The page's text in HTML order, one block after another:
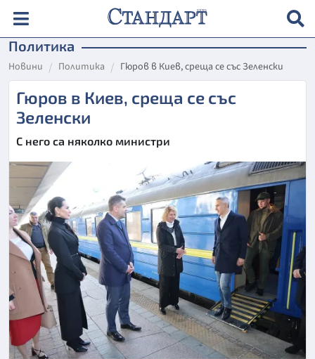
Политика
Новини Политика Гюров в Киев, среща се със Зеленски
Гюров в Киев, среща се със
Зеленски
С него са няколко министри